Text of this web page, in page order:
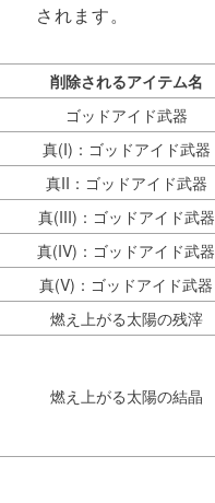
されます。
削除されるアイテム名
ゴッドアイド武器
真(I)：ゴッドアイド武器
真II：ゴッドアイド武器
真(III)：ゴッドアイド武器
真(IV)：ゴッドアイド武器
真(V)：ゴッドアイド武器
燃え上がる太陽の残滓
燃え上がる太陽の結晶